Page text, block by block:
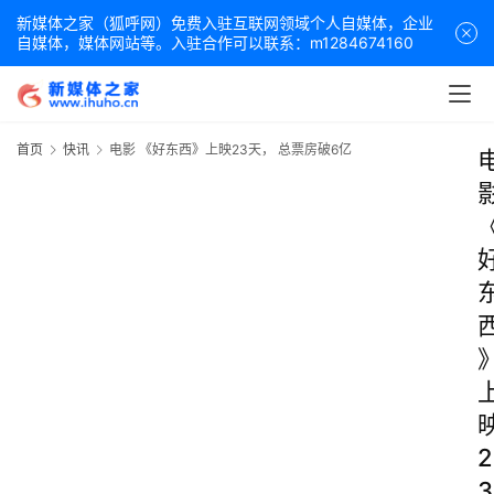
新媒体之家（狐呼网）免费入驻互联网领域个人自媒体，企业
自媒体，媒体网站等。入驻合作可以联系：m1284674160
首页 快讯 电影 《好东西》上映23天， 总票房破6亿
2